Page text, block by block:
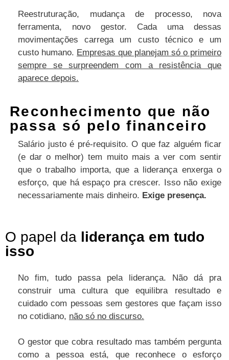
Reestruturação, mudança de processo, nova
ferramenta, novo gestor. Cada uma dessas
movimentações carrega um custo técnico e um
custo humano. Empresas que planejam só o primeiro
sempre se surpreendem com a resistência que
aparece depois.
Reconhecimento que não
passa só pelo financeiro
Salário justo é pré-requisito. O que faz alguém ficar
(e dar o melhor) tem muito mais a ver com sentir
que o trabalho importa, que a liderança enxerga o
esforço, que há espaço pra crescer. Isso não exige
necessariamente mais dinheiro. Exige presença.
O papel da liderança em tudo
isso
No fim, tudo passa pela liderança. Não dá pra
construir uma cultura que equilibra resultado e
cuidado com pessoas sem gestores que façam isso
no cotidiano, não só no discurso.
O gestor que cobra resultado mas também pergunta
como a pessoa está, que reconhece o esforço